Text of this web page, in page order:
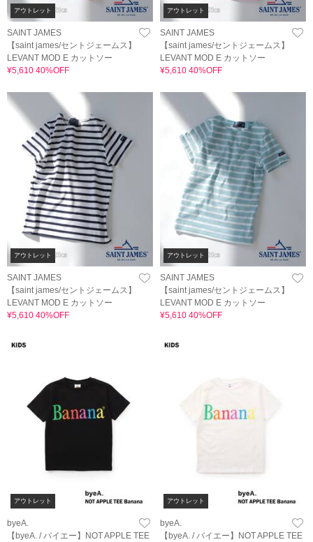
アウトレット
SAINT JAMES
【saint james/セントジェームス】
LEVANT MOD E カットソー
¥5,610 40%OFF
アウトレット
SAINT JAMES
【saint james/セントジェームス】
LEVANT MOD E カットソー
¥5,610 40%OFF
アウトレット
SAINT JAMES
【saint james/セントジェームス】
LEVANT MOD E カットソー
¥5,610 40%OFF
アウトレット
SAINT JAMES
【saint james/セントジェームス】
LEVANT MOD E カットソー
¥5,610 40%OFF
アウトレット
byeA.
【byeA. / バイエー】NOT APPLE TEE
アウトレット
byeA.
【byeA. / バイエー】NOT APPLE TEE